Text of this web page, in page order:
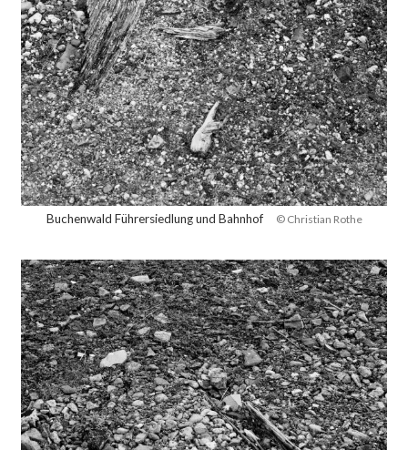
Buchenwald Führersiedlung und Bahnhof © Christian Rothe